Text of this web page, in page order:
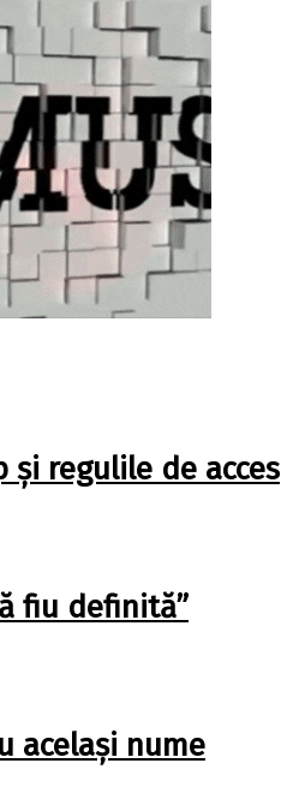
și regulile de acces
fiu definită”
același nume